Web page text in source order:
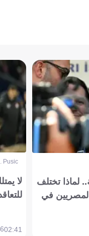
لماذا تختلف
في
Pusic
لا
02:416 أغسطس 2026